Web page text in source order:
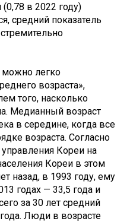
в 2022 году)
средний показатель
можно легко
возраста»,
того, насколько
Медианный возраст
в середине, когда все
возраста. Согласно
управления Кореи на
Кореи в этом
назад, в 1993 году, ему
годах — 33,5 года и
за 30 лет средний
Люди в возрасте